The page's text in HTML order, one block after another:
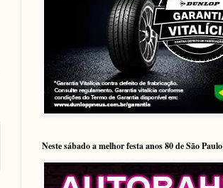
Neste sábado a melhor festa anos 80 de São Paulo